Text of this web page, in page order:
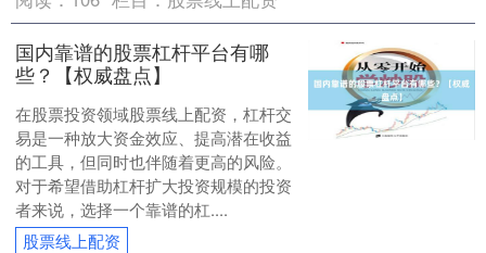
国内靠谱的股票杠杆平台有哪
些？【权威盘点】
在股票投资领域股票线上配资，杠杆交
易是一种放大资金效应、提高潜在收益
的工具，但同时也伴随着更高的风险。
对于希望借助杠杆扩大投资规模的投资
者来说，选择一个靠谱的杠....
股票线上配资